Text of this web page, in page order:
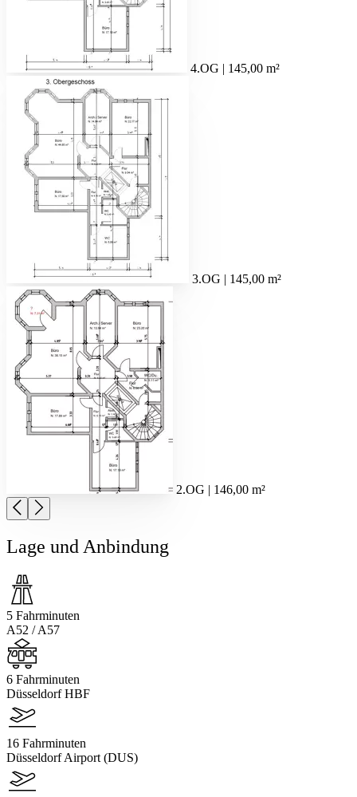
4.OG | 145,00 m²
3.OG | 145,00 m²
2.OG | 146,00 m²
Lage und Anbindung
5 Fahrminuten
A52 / A57
6 Fahrminuten
Düsseldorf HBF
16 Fahrminuten
Düsseldorf Airport (DUS)